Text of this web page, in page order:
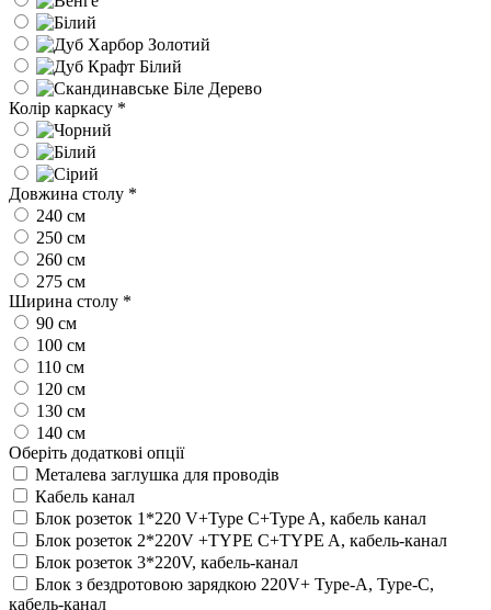
Колір каркасу *
Довжина столу *
240 см
250 см
260 см
275 см
Ширина столу *
90 см
100 см
110 см
120 см
130 см
140 см
Оберіть додаткові опції
Металева заглушка для проводів
Кабель канал
Блок розеток 1*220 V+Type C+Type A, кабель канал
Блок розеток 2*220V +TYPE C+TYPE A, кабель-канал
Блок розеток 3*220V, кабель-канал
Блок з бездротовою зарядкою 220V+ Type-A, Type-C,
кабель-канал